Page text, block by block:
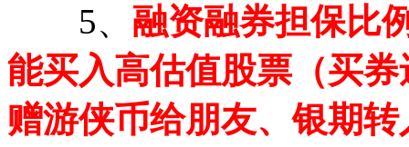
5、 融资融券担保比
能买入高估值股票（买
赠游侠币给朋友、银期